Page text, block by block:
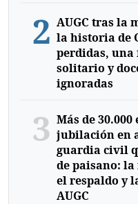
2 AUGC tras la
la historia de
perdidas,
solitario y
ignoradas
3 Más de
jubilación en
guardia civil
de paisano:
el respaldo y
AUGC